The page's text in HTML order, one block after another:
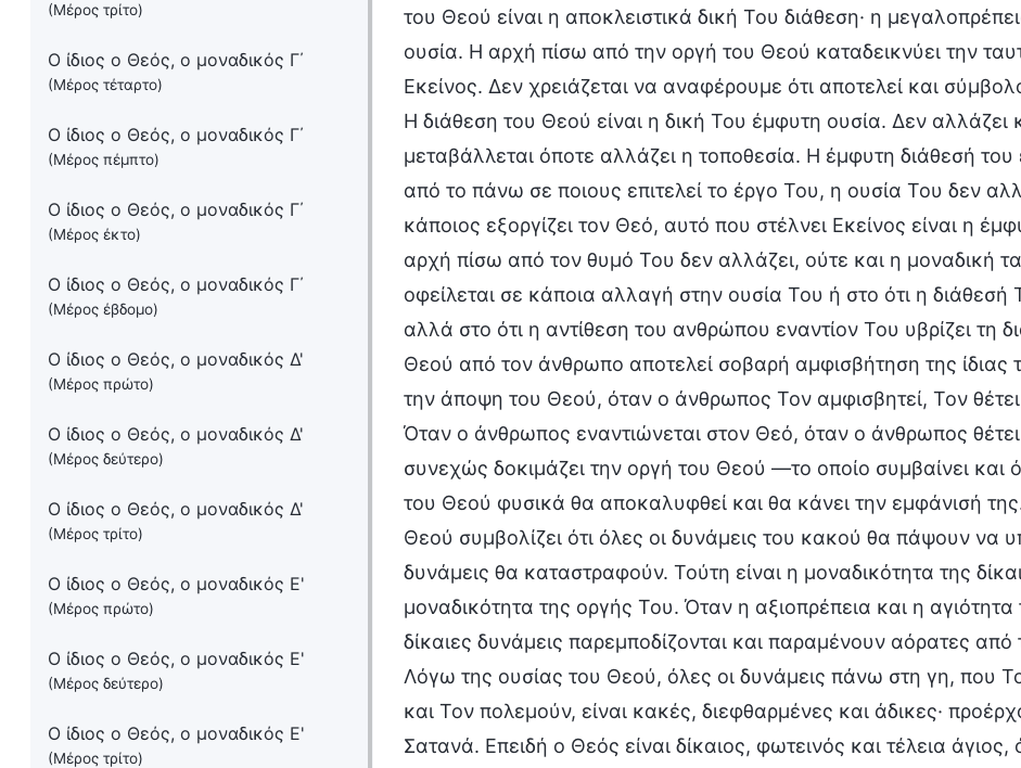
(Μέρος τρίτο)
Ο ίδιος ο Θεός, ο μοναδικός Γ΄
(Μέρος τέταρτο)
Ο ίδιος ο Θεός, ο μοναδικός Γ΄
(Μέρος πέμπτο)
Ο ίδιος ο Θεός, ο μοναδικός Γ΄
(Μέρος έκτο)
Ο ίδιος ο Θεός, ο μοναδικός Γ΄
(Μέρος έβδομο)
Ο ίδιος ο Θεός, ο μοναδικός Δ'
(Μέρος πρώτο)
Ο ίδιος ο Θεός, ο μοναδικός Δ'
(Μέρος δεύτερο)
Ο ίδιος ο Θεός, ο μοναδικός Δ'
(Μέρος τρίτο)
Ο ίδιος ο Θεός, ο μοναδικός Ε'
(Μέρος πρώτο)
Ο ίδιος ο Θεός, ο μοναδικός Ε'
(Μέρος δεύτερο)
Ο ίδιος ο Θεός, ο μοναδικός Ε'
(Μέρος τρίτο)
του Θεού είναι η αποκλειστικά δική Του διάθεση· η
ουσία. Η αρχή πίσω από την οργή του Θεού καταδεικνύει την
Εκείνος. Δεν χρειάζεται να αναφέρουμε ότι αποτελεί και
Η διάθεση του Θεού είναι η δική Του έμφυτη ουσία. Δεν
μεταβάλλεται όποτε αλλάζει η τοποθεσία. Η έμφυτη διάθεσή
από το πάνω σε ποιους επιτελεί το έργο Του, η ουσία Του δεν
κάποιος εξοργίζει τον Θεό, αυτό που στέλνει Εκείνος είναι η
αρχή πίσω από τον θυμό Του δεν αλλάζει, ούτε και η μοναδική
οφείλεται σε κάποια αλλαγή στην ουσία Του ή στο ότι η διάθεσή
αλλά στο ότι η αντίθεση του ανθρώπου εναντίον Του υβρίζει
Θεού από τον άνθρωπο αποτελεί σοβαρή αμφισβήτηση της ίδιας
την άποψη του Θεού, όταν ο άνθρωπος Τον αμφισβητεί, Τον
Όταν ο άνθρωπος εναντιώνεται στον Θεό, όταν ο άνθρωπος
συνεχώς δοκιμάζει την οργή του Θεού —το οποίο συμβαίνει
του Θεού φυσικά θα αποκαλυφθεί και θα κάνει την εμφάνισή
Θεού συμβολίζει ότι όλες οι δυνάμεις του κακού θα πάψουν να
δυνάμεις θα καταστραφούν. Τούτη είναι η μοναδικότητα της
μοναδικότητα της οργής Του. Όταν η αξιοπρέπεια και η
δίκαιες δυνάμεις παρεμποδίζονται και παραμένουν αόρατες
Λόγω της ουσίας του Θεού, όλες οι δυνάμεις πάνω στη γη, που
και Τον πολεμούν, είναι κακές, διεφθαρμένες και άδικες·
Σατανά. Επειδή ο Θεός είναι δίκαιος, φωτεινός και τέλεια